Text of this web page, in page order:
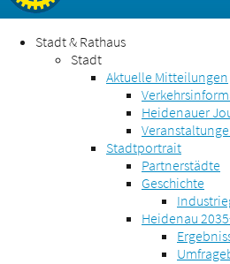
Stadt & Rathaus
Stadt
Aktuelle Mitteilungen
Heidenauer
Stadtportrait
Partnerstädte
Geschichte
Heidenau